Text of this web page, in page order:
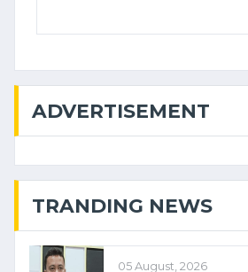
ADVERTISEMENT
TRANDING NEWS
05 August, 2026